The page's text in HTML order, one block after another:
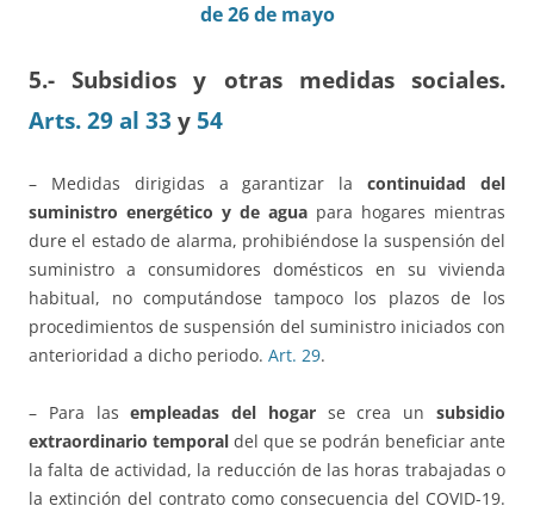
de 26 de mayo
5.- Subsidios y otras medidas sociales.
Arts. 29 al 33 y 54
– Medidas dirigidas a garantizar lacontinuidad del
suministro energético y de agua para hogares mientras
dure el estado de alarma, prohibiéndose la suspensión del
suministro a consumidores domésticos en su vivienda
habitual, no computándose tampoco los plazos de los
procedimientos de suspensión del suministro iniciados con
anterioridad a dicho periodo. Art. 29.
– Para lasempleadas del hogarse crea unsubsidio
extraordinario temporal del que se podrán beneficiar ante
la falta de actividad, la reducción de las horas trabajadas o
la extinción del contrato como consecuencia del COVID-19.